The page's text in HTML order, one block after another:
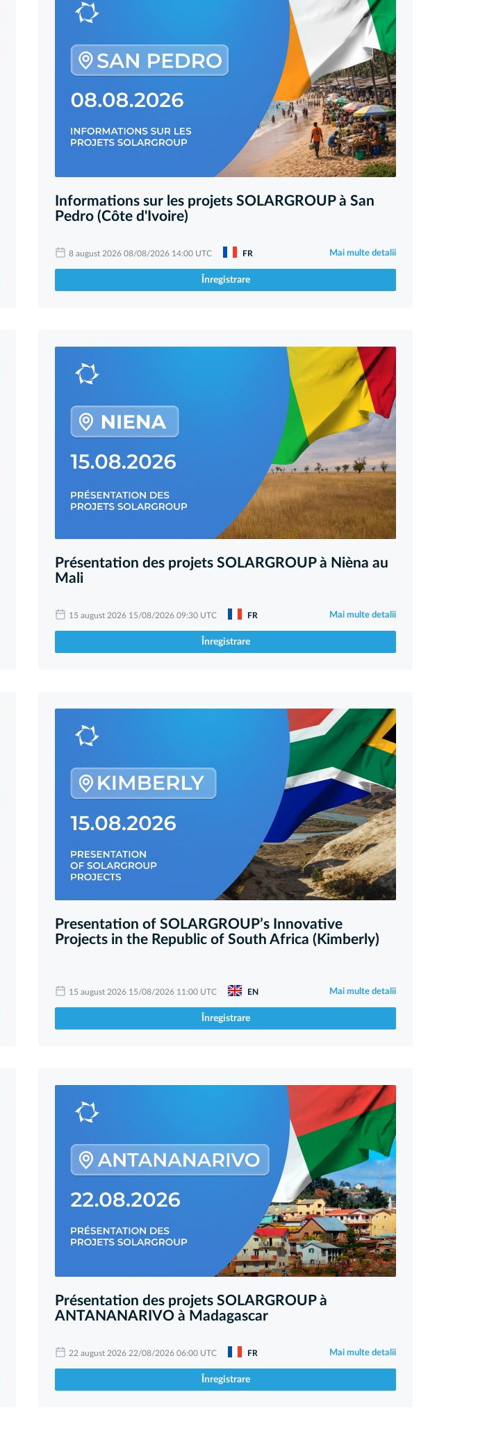
Informations sur les projets SOLARGROUP à San
Pedro (Côte d'Ivoire)
8 august 2026 08/08/2026 14:00 UTC FR Mai multe detalii
Înregistrare
Présentation des projets SOLARGROUP à Nièna au
Mali
15 august 2026 15/08/2026 09:30 UTC FR Mai multe detalii
Înregistrare
Presentation of SOLARGROUP’s Innovative
Projects in the Republic of South Africa (Kimberly)
15 august 2026 15/08/2026 11:00 UTC EN Mai multe detalii
Înregistrare
Présentation des projets SOLARGROUP à
ANTANANARIVO à Madagascar
22 august 2026 22/08/2026 06:00 UTC FR Mai multe detalii
Înregistrare